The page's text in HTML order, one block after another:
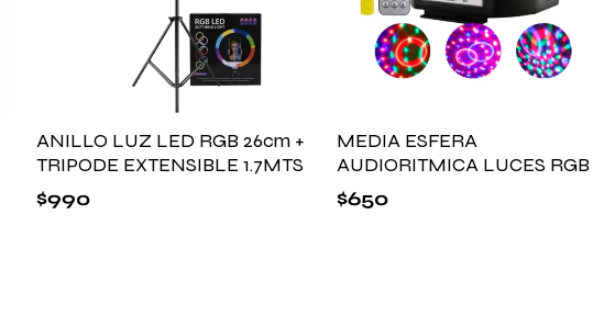
ANILLO LUZ LED RGB 26cm +
TRIPODE EXTENSIBLE 1.7MTS
$990
MEDIA ESFERA
AUDIORITMICA LUCES RGB
$650